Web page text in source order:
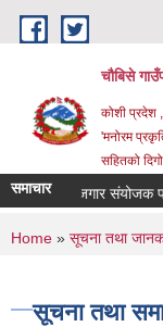
Skip to main content
चौबिसे
कोशी प्रदेश
'मनोरम
सहितको
समाचार रोजगार संयोजक
You are
Home » सूचना तथा
सूचना तथा